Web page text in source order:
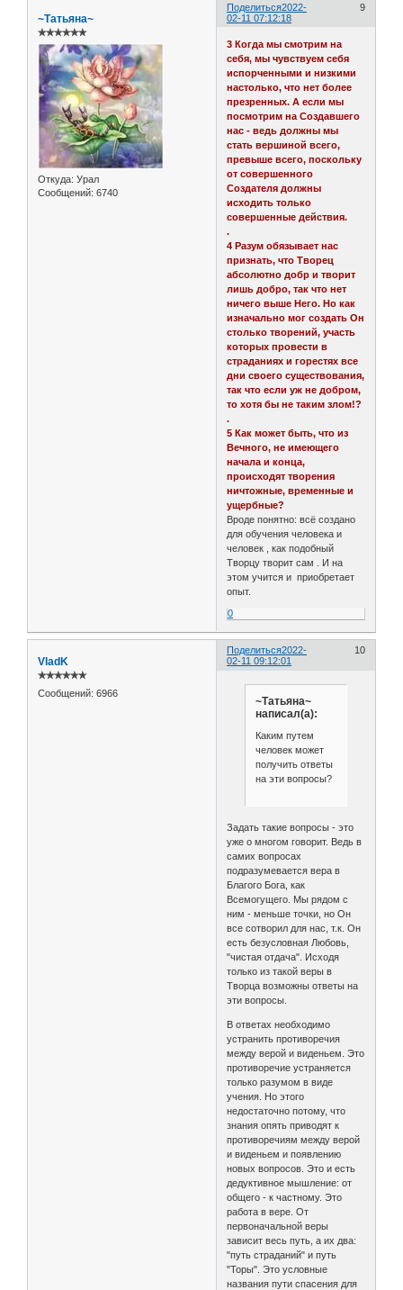
Поделиться 9
2022-
02-11 07:12:18
~Татьяна~
✯✯✯✯✯✯
Откуда: Урал
Сообщений: 6740
3 Когда мы смотрим на
себя, мы чувствуем себя
испорченными и низкими
настолько, что нет более
презренных. А если мы
посмотрим на Создавшего
нас - ведь должны мы
стать вершиной всего,
превыше всего, поскольку
от совершенного
Создателя должны
исходить только
совершенные действия.
.
4 Разум обязывает нас
признать, что Творец
абсолютно добр и творит
лишь добро, так что нет
ничего выше Него. Но как
изначально мог создать Он
столько творений, участь
которых провести в
страданиях и горестях все
дни своего существования,
так что если уж не добром,
то хотя бы не таким злом!?
.
5 Как может быть, что из
Вечного, не имеющего
начала и конца,
происходят творения
ничтожные, временные и
ущербные?
Вроде понятно: всё создано
для обучения человека и
человек , как подобный
Творцу творит сам . И на
этом учится и приобретает
опыт.
0
Поделиться 10
2022-
02-11 09:12:01
VladK
✯✯✯✯✯✯
Сообщений: 6966
~Татьяна~
написал(а):
Каким путем
человек может
получить ответы
на эти вопросы?
Задать такие вопросы - это
уже о многом говорит. Ведь в
самих вопросах
подразумевается вера в
Благого Бога, как
Всемогущего. Мы рядом с
ним - меньше точки, но Он
все сотворил для нас, т.к. Он
есть безусловная Любовь,
"чистая отдача". Исходя
только из такой веры в
Творца возможны ответы на
эти вопросы.
В ответах необходимо
устранить противоречия
между верой и виденьем. Это
противоречие устраняется
только разумом в виде
учения. Но этого
недостаточно потому, что
знания опять приводят к
противоречиям между верой
и виденьем и появлению
новых вопросов. Это и есть
дедуктивное мышление: от
общего - к частному. Это
работа в вере. От
первоначальной веры
зависит весь путь, а их два:
"путь страданий" и путь
"Торы". Это условные
названия пути спасения для